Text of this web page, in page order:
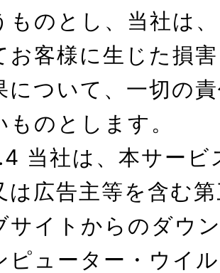
ものとし、当社は
お客様に生じた損
について、一切の
ものとします。
当社は、本サービ
は広告主等を含む
サイトからのダウ
ピューター・ウイ